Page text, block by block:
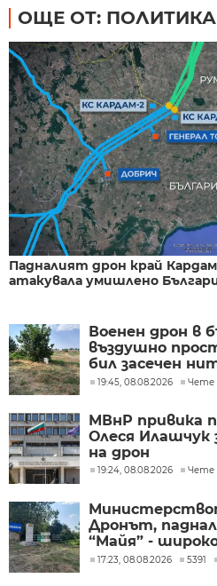
ОЩЕ ОТ: ПОЛИТИКА
Падналият дрон край
атакувала умишлено
Военен дрон в
въздушно
бил засечен
Румъния?
19:45, 08.08.2026 Чете
МВнР привика
Олеся Илашчук
на дрон
19:24, 08.08.2026 Чете
Дронът,
“Майя” -
украинската
17:23, 08.08.2026 5391